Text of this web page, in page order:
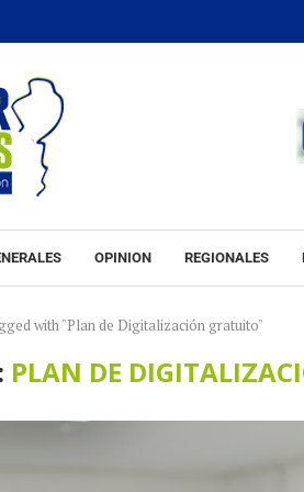
OPINION REGIONALES
with "Plan de Digitalización gratuito"
PLAN DE